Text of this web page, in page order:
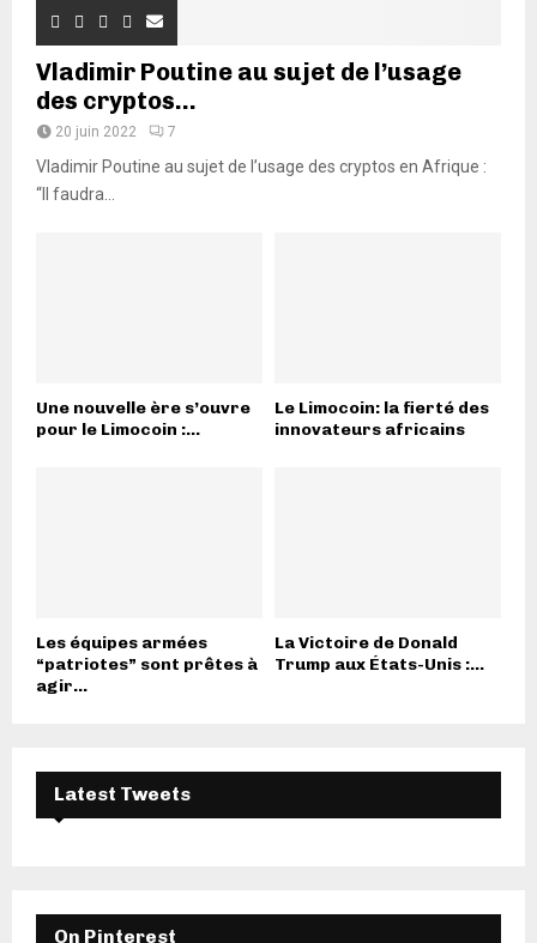
Vladimir Poutine au sujet de l’usage
des cryptos...
20 juin 2022 7
Vladimir Poutine au sujet de l’usage des cryptos en Afrique :
“Il faudra...
Une nouvelle ère s’ouvre
pour le Limocoin :...
Le Limocoin: la fierté des
innovateurs africains
Les équipes armées
“patriotes” sont prêtes à
agir...
La Victoire de Donald
Trump aux États-Unis :...
Latest Tweets
On Pinterest